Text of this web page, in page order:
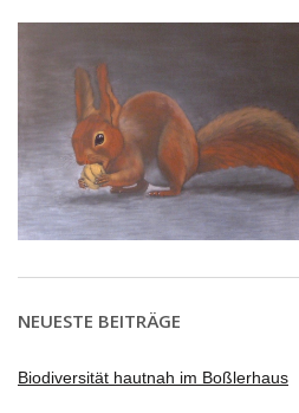
NEUESTE BEITRÄGE
Biodiversität hautnah im Boßlerhaus